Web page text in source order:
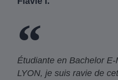
Étudiante en Bachelor
LYON, je suis ravie de